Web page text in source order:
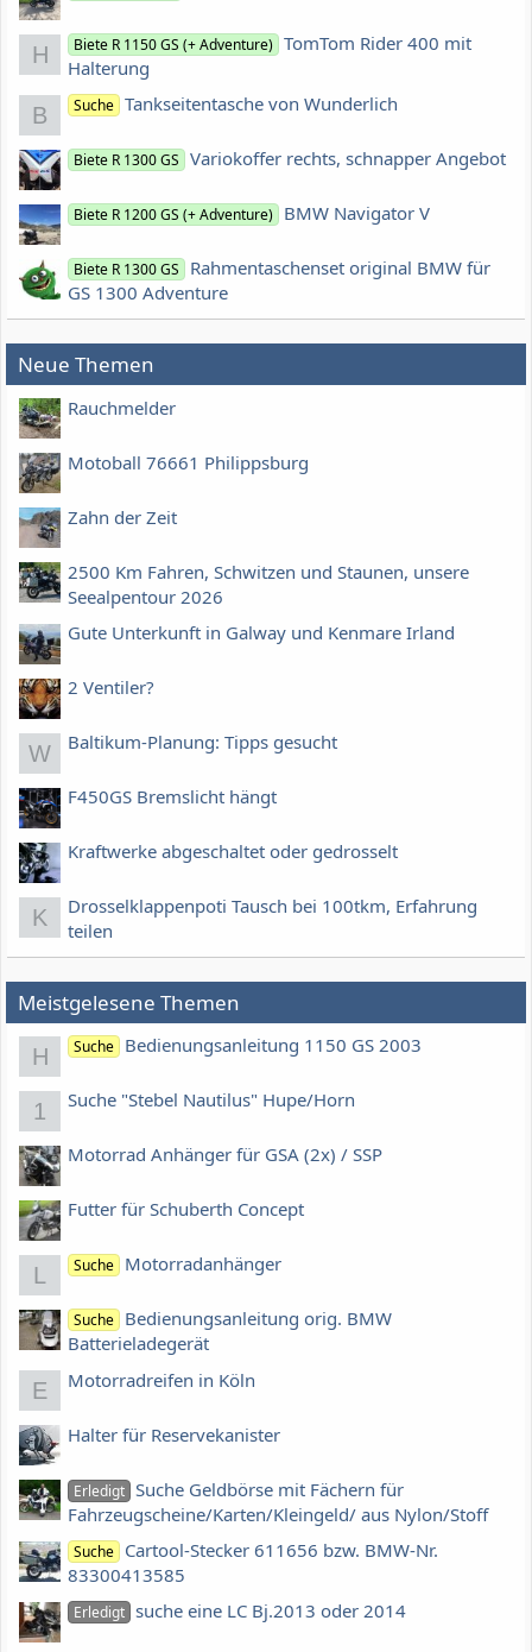
H Biete R 1150 GS (+ Adventure) TomTom Rider 400 mit
Halterung
B Suche Tankseitentasche von Wunderlich
Biete R 1300 GS Variokoffer rechts, schnapper Angebot
Biete R 1200 GS (+ Adventure) BMW Navigator V
Biete R 1300 GS
Rahmentaschenset original BMW für
GS 1300 Adventure
Neue Themen
Rauchmelder
Motoball 76661 Philippsburg
Zahn der Zeit
2500 Km Fahren, Schwitzen und Staunen, unsere
Seealpentour 2026
Gute Unterkunft in Galway und Kenmare Irland
2 Ventiler?
W Baltikum-Planung: Tipps gesucht
F450GS Bremslicht hängt
Kraftwerke abgeschaltet oder gedrosselt
K
Drosselklappenpoti Tausch bei 100tkm, Erfahrung
teilen
Meistgelesene Themen
H Suche Bedienungsanleitung 1150 GS 2003
1 Suche "Stebel Nautilus" Hupe/Horn
Motorrad Anhänger für GSA (2x) / SSP
Futter für Schuberth Concept
L Suche Motorradanhänger
Suche Bedienungsanleitung orig. BMW
Batterieladegerät
E Motorradreifen in Köln
Halter für Reservekanister
Erledigt Suche Geldbörse mit Fächern für
Fahrzeugscheine/Karten/Kleingeld/ aus Nylon/Stoff
Suche Cartool-Stecker 611656 bzw. BMW-Nr.
83300413585
Erledigt suche eine LC Bj.2013 oder 2014